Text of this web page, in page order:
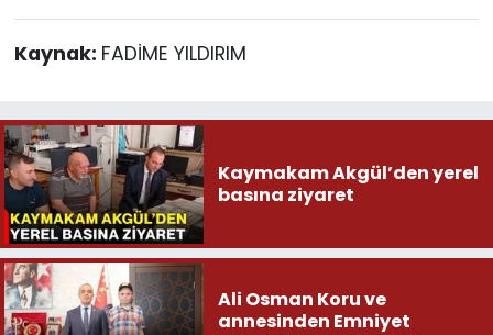
Kaynak: FADİME YILDIRIM
Kaymakam Akgül’den yerel
basına ziyaret
Ali Osman Koru ve
annesinden Emniyet